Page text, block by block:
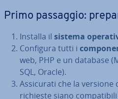
Primo passaggio:
Installa il sistema
Configura tutti i
web, PHP e un database
SQL, Oracle).
As­si­cu­ra­ti che la versione
richieste siano